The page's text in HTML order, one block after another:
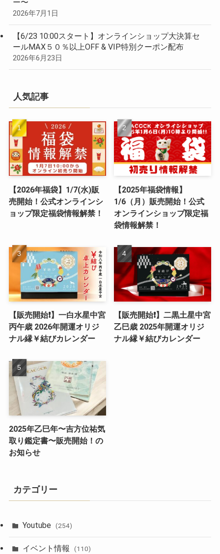
ー〜
2026年7月1日
【6/23 10:00スタート】オンラインショップ大決算セ
ールMAX５０％以上OFF & VIP特別クーポン配布
2026年6月23日
人気記事
【2026年福袋】1/7(水)販
売開始！公式オンラインシ
ョップ限定福袋情報解禁！
【2025年福袋情報】
1/6（月）販売開始！公式
オンラインショップ限定福
袋情報解禁！
【販売開始❗️】一白水星中宮
丙午歳 2026年開運オリジ
ナル縁￥結びカレンダー
【販売開始❗️】二黒土星中宮
乙巳歳 2025年開運オリジ
ナル縁￥結びカレンダー
2025年乙巳年〜吉方位祐気
取り鑑定書〜販売開始！の
お知らせ
カテゴリー
Youtube (254)
イベント情報 (110)